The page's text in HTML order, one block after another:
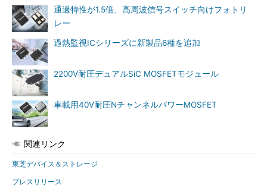
通過特性が1.5倍、高周波信号スイッチ向けフォトリ
レー
過熱監視ICシリーズに新製品6種を追加
2200V耐圧デュアルSiC MOSFETモジュール
車載用40V耐圧NチャンネルパワーMOSFET
関連リンク
東芝デバイス＆ストレージ
プレスリリース